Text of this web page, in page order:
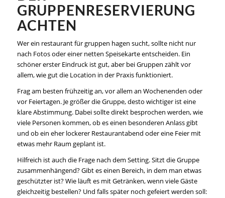
GRUPPENRESERVIERUNG
ACHTEN
Wer ein restaurant für gruppen hagen sucht, sollte nicht nur
nach Fotos oder einer netten Speisekarte entscheiden. Ein
schöner erster Eindruck ist gut, aber bei Gruppen zählt vor
allem, wie gut die Location in der Praxis funktioniert.
Frag am besten frühzeitig an, vor allem an Wochenenden oder
vor Feiertagen. Je größer die Gruppe, desto wichtiger ist eine
klare Abstimmung. Dabei sollte direkt besprochen werden, wie
viele Personen kommen, ob es einen besonderen Anlass gibt
und ob ein eher lockerer Restaurantabend oder eine Feier mit
etwas mehr Raum geplant ist.
Hilfreich ist auch die Frage nach dem Setting. Sitzt die Gruppe
zusammenhängend? Gibt es einen Bereich, in dem man etwas
geschützter ist? Wie läuft es mit Getränken, wenn viele Gäste
gleichzeitig bestellen? Und falls später noch gefeiert werden soll: